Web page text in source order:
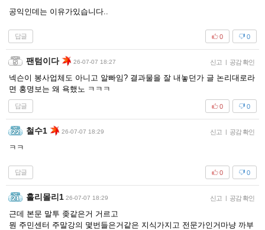
공익인데는 이유가있습니다..
답글 0
0
팬텀이다 26-07-07 18:27 신고 | 공감 확인
넥슨이 봉사업체도 아니고 알빠임? 결과물을 잘 내놓던가 글 논리대로라
면 홍명보는 왜 욕했노 ㅋㅋㅋ
답글 0
0
철수1 26-07-07 18:29 신고 | 공감 확인
ㅋㅋ
답글 0
0
홀리몰리1 26-07-07 18:29 신고 | 공감 확인
근데 본문 말투 좆같은거 거르고
뭔 주민센터 주말강의 몇번들은거같은 지식가지고 전문가인거마냥 까부